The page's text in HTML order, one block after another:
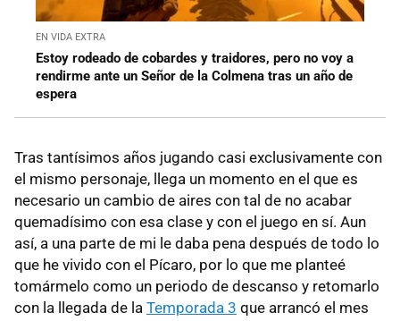
EN VIDA EXTRA
Estoy rodeado de cobardes y traidores, pero no voy a
rendirme ante un Señor de la Colmena tras un año de
espera
Tras tantísimos años jugando casi exclusivamente con
el mismo personaje, llega un momento en el que es
necesario un cambio de aires con tal de no acabar
quemadísimo con esa clase y con el juego en sí. Aun
así, a una parte de mi le daba pena después de todo lo
que he vivido con el Pícaro, por lo que me planteé
tomármelo como un periodo de descanso y retomarlo
con la llegada de la Temporada 3 que arrancó el mes